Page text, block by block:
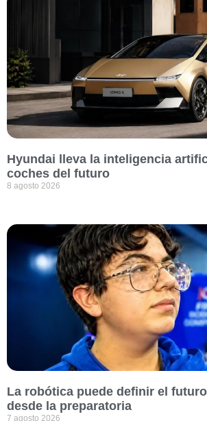
Hyundai lleva la inteligencia
coches del futuro
8 agosto 2026
La robótica puede definir el
desde la preparatoria
7 agosto 2026